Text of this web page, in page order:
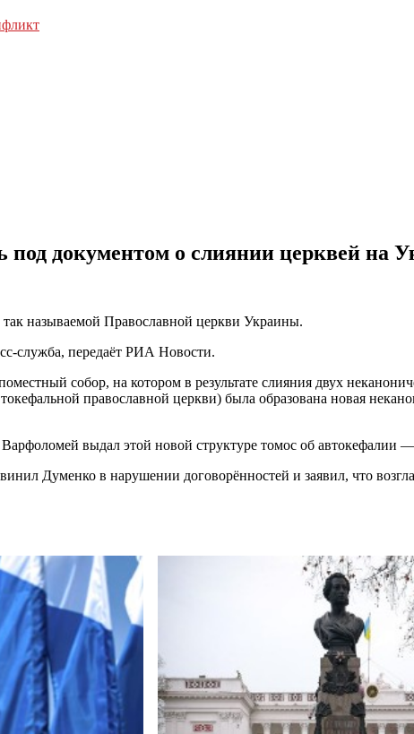
под документом о слиянии церквей на
называемой Православной церкви Украины.
служба, передаёт РИА Новости.
собор, на котором в результате слияния двух
православной церкви) была образована новая
выдал этой новой структуре томос об автокефалии
Думенко в нарушении договорённостей и заявил, что